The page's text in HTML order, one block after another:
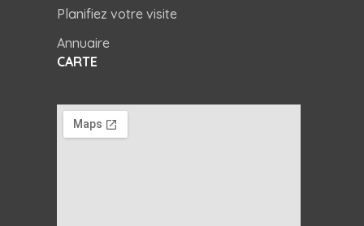
Planifiez votre visite
Annuaire
CARTE